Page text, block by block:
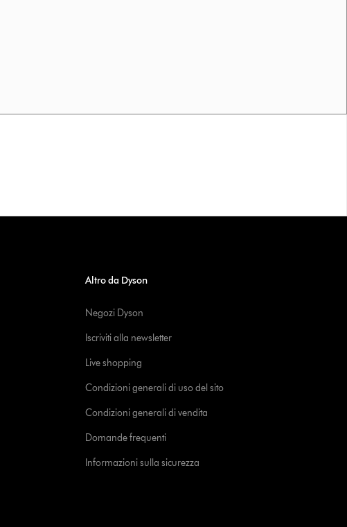
Altro da Dyson
Negozi Dyson
Iscriviti alla newsletter
Live shopping
Condizioni generali di uso del sito
Condizioni generali di vendita
Domande frequenti
Informazioni sulla sicurezza